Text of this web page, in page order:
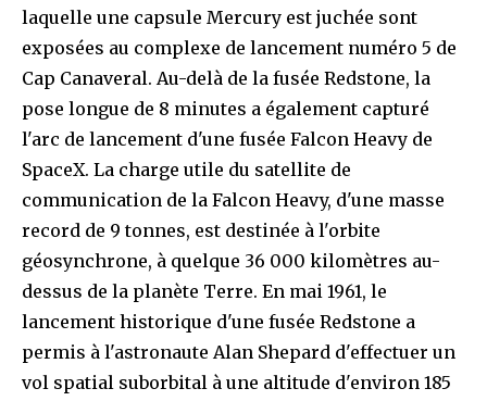
laquelle une capsule Mercury est juchée sont
exposées au complexe de lancement numéro 5 de
Cap Canaveral. Au-delà de la fusée Redstone, la
pose longue de 8 minutes a également capturé
l'arc de lancement d'une fusée Falcon Heavy de
SpaceX. La charge utile du satellite de
communication de la Falcon Heavy, d'une masse
record de 9 tonnes, est destinée à l'orbite
géosynchrone, à quelque 36 000 kilomètres au-
dessus de la planète Terre. En mai 1961, le
lancement historique d'une fusée Redstone a
permis à l'astronaute Alan Shepard d'effectuer un
vol spatial suborbital à une altitude d'environ 185